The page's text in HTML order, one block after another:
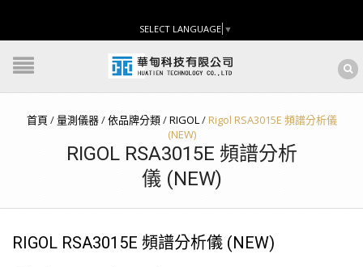
SELECT LANGUAGE ▼
首頁 /量測儀器/依品牌分類/RIGOL /Rigol RSA3015E 頻譜分析儀
(NEW)
RIGOL RSA3015E 頻譜分析
儀 (NEW)
RIGOL RSA3015E 頻譜分析儀 (NEW)